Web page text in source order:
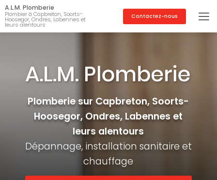
Aller
au
contenu
principal
A.L.M. Plomberie
Plombier à Capbreton, Soorts-
Hoosegor, Ondres, Labennes et
leurs alentours
Contactez-nous
Plomberie sur Capbreton, Soorts-
Hoosegor, Ondres, Labennes et
leurs alentours
Dépannage, installation sanitaire et
chauffage